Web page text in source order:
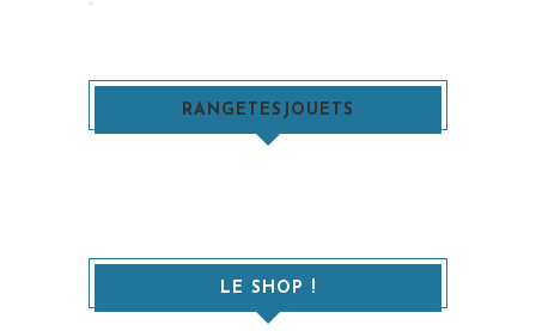
RANGETESJOUETS
LE SHOP !